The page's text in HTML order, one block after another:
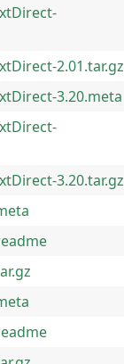
2.01.tar.gz
3.20.meta
3.20.tar.gz